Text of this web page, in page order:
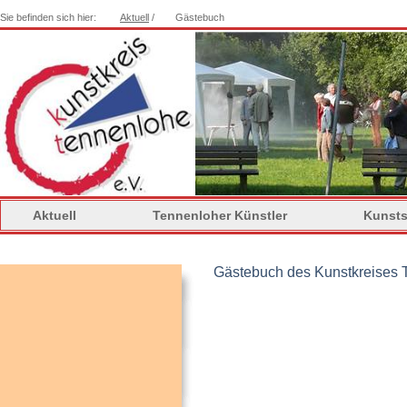
Sie befinden sich hier: Aktuell / Gästebuch
Aktuell Tennenloher Künstler
Gästebuch des Kunstkreises